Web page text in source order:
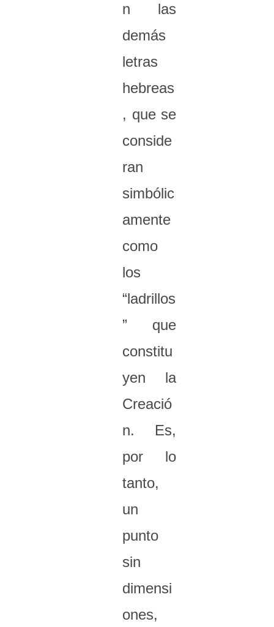
n las
demás
letras
hebreas
, que se
conside
ran
simbólic
amente
como
los
“ladrillos
” que
constitu
yen la
Creació
n. Es,
por lo
tanto,
un
punto
sin
dimensi
ones,